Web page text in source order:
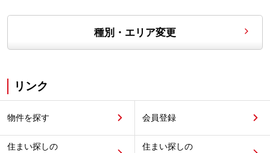
種別・エリア変更
リンク
物件を探す 会員登録
住まい探しの
住まい探しの